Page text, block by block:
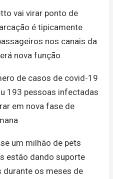
vai virar ponto de
é tipicamente
nos canais da
nova função
de casos de covid-19
193 pessoas infectadas
em nova fase de
um milhão de pets
estão dando suporte
os meses de